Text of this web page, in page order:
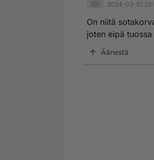
2024-03-01
On niitä
joten eipä
Äänestä